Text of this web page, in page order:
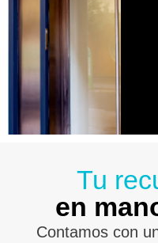
Tu
en
Contamos con